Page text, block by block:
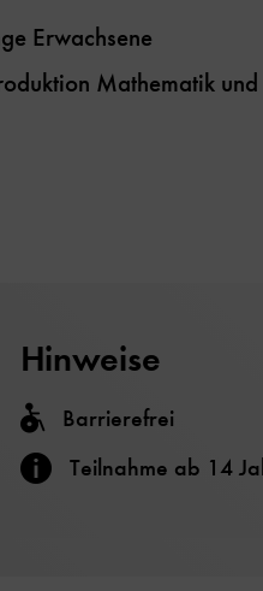
Erwachsene
Mathematik
Hinweise
Barrierefrei
Teilnahme ab 14